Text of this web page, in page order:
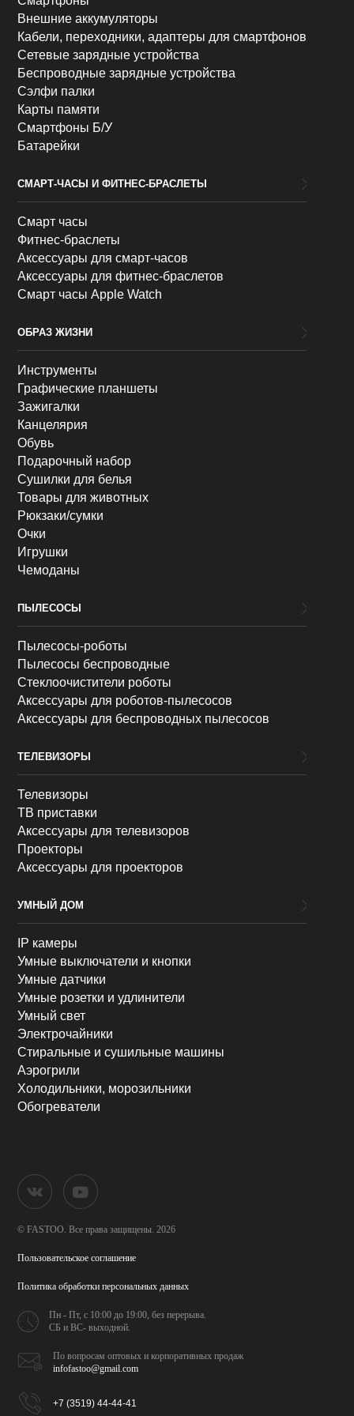
Внешние аккумуляторы
Кабели, переходники, адаптеры для смартфонов
Сетевые зарядные устройства
Беспроводные зарядные устройства
Сэлфи палки
Карты памяти
Смартфоны Б/У
Батарейки
СМАРТ-ЧАСЫ И ФИТНЕС-БРАСЛЕТЫ
Смарт часы
Фитнес-браслеты
Аксессуары для смарт-часов
Аксессуары для фитнес-браслетов
Смарт часы Apple Watch
ОБРАЗ ЖИЗНИ
Инструменты
Графические планшеты
Зажигалки
Канцелярия
Обувь
Подарочный набор
Сушилки для белья
Товары для животных
Рюкзаки/сумки
Очки
Игрушки
Чемоданы
ПЫЛЕСОСЫ
Пылесосы-роботы
Пылесосы беспроводные
Стеклоочистители роботы
Аксессуары для роботов-пылесосов
Аксессуары для беспроводных пылесосов
ТЕЛЕВИЗОРЫ
Телевизоры
ТВ приставки
Аксессуары для телевизоров
Проекторы
Аксессуары для проекторов
УМНЫЙ ДОМ
IP камеры
Умные выключатели и кнопки
Умные датчики
Умные розетки и удлинители
Умный свет
Электрочайники
Стиральные и сушильные машины
Аэрогрили
Холодильники, морозильники
Обогреватели
© FASTOO. Все права защищены. 2026
Пользовательское соглашение
Политика обработкиперсональных данных
Пн - Пт, с 10:00 до 19:00,без перерыва.
СБ и ВС- выходной.
По вопросам оптовых икорпоративных продаж
infofastoo@gmail.com
+7 (3519) 44-44-41